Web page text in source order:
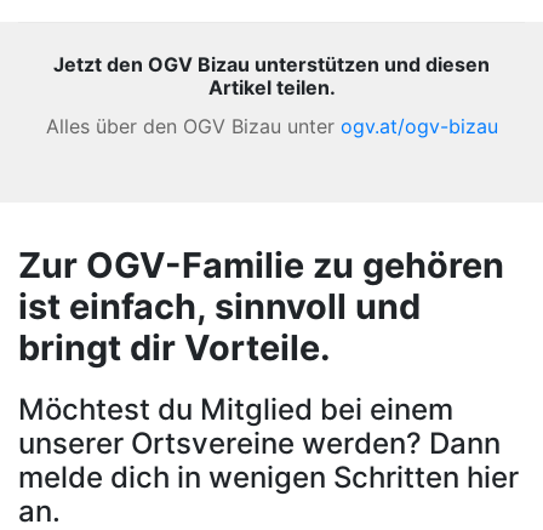
Jetzt den OGV Bizau unterstützen und diesen
Artikel teilen.
Alles über den OGV Bizau unter ogv.at/ogv-bizau
Zur OGV-Familie zu gehören
ist einfach, sinnvoll und
bringt dir Vorteile.
Möchtest du Mitglied bei einem
unserer Ortsvereine werden? Dann
melde dich in wenigen Schritten hier
an.